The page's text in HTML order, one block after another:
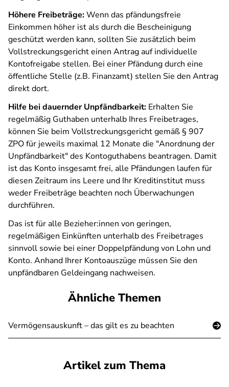
Höhere Freibeträge:Wenn das pfändungsfreie
Einkommen höher ist als durch die Bescheinigung
geschützt werden kann, sollten Sie zusätzlich beim
Vollstreckungsgericht einen Antrag auf individuelle
Kontofreigabe stellen. Bei einer Pfändung durch eine
öffentliche Stelle (z.B. Finanzamt) stellen Sie den Antrag
direkt dort.
Hilfe bei dauernder Unpfändbarkeit: Erhalten Sie
regelmäßig Guthaben unterhalb Ihres Freibetrages,
können Sie beim Vollstreckungsgericht gemäß § 907
ZPO für jeweils maximal 12 Monate die "Anordnung der
Unpfändbarkeit" des Kontoguthabens beantragen. Damit
ist das Konto insgesamt frei, alle Pfändungen laufen für
diesen Zeitraum ins Leere und Ihr Kreditinstitut muss
weder Freibeträge beachten noch Überwachungen
durchführen.
Das ist für alle Bezieher:innen von geringen,
regelmäßigen Einkünften unterhalb des Freibetrages
sinnvoll sowie bei einer Doppelpfändung von Lohn und
Konto. Anhand Ihrer Kontoauszüge müssen Sie den
unpfändbaren Geldeingang nachweisen.
Ähnliche Themen
Vermögensauskunft – das gilt es zu beachten
Artikel zum Thema